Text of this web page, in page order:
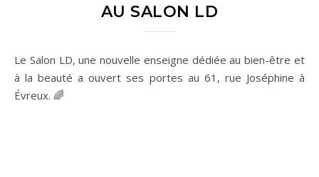
AU SALON LD
Le Salon LD, une nouvelle enseigne dédiée au bien-être et
à la beauté a ouvert ses portes au 61, rue Joséphine à
Évreux. 🌈